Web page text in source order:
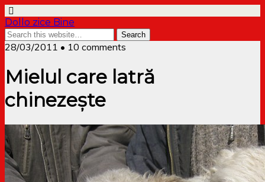
Dollo zice Bine
28/03/2011 • 10 comments
Mielul care latră
chinezește